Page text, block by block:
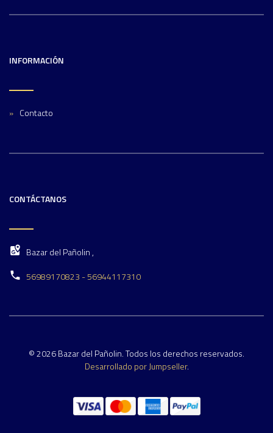
INFORMACIÓN
Contacto
CONTÁCTANOS
Bazar del Pañolin ,
56989170823 - 56944117310
© 2026 Bazar del Pañolin. Todos los derechos reservados.
Desarrollado por Jumpseller.